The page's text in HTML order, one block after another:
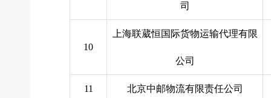
司
10
上海联葳恒国际货物运输代理有限
公司
11 北京中邮物流有限责任公司